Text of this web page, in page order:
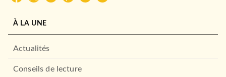
LE LIVRE DE POCHE
À LA UNE
Actualités
Conseils de lecture